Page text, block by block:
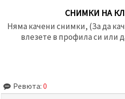
СНИМКИ НА
Няма качени снимки, (За да
влезете в профила си или
Ревюта: 0